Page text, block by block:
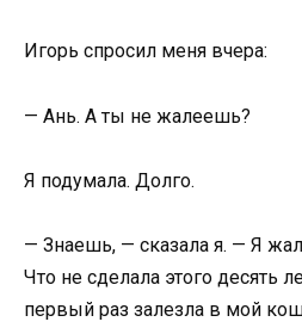
Игорь спросил меня вчера:
— Ань. А ты не жалеешь?
Я подумала. Долго.
— Знаешь, — сказала я. — Я
Что не сделала этого десять
первый раз залезла в мой